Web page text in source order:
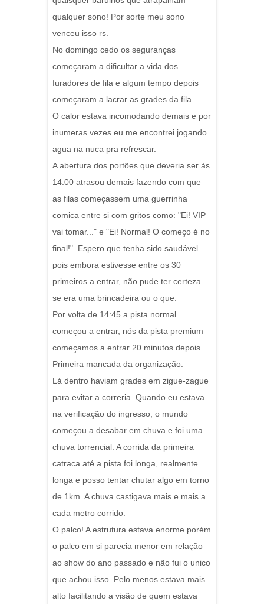
qualquer sono! Por sorte meu sono
venceu isso rs.
No domingo cedo os seguranças
começaram a dificultar a vida dos
furadores de fila e algum tempo depois
começaram a lacrar as grades da fila.
O calor estava incomodando demais e por
inumeras vezes eu me encontrei jogando
agua na nuca pra refrescar.
A abertura dos portões que deveria ser às
14:00 atrasou demais fazendo com que
as filas começassem uma guerrinha
comica entre si com gritos como: "Ei! VIP
vai tomar..." e "Ei! Normal! O começo é no
final!". Espero que tenha sido saudável
pois embora estivesse entre os 30
primeiros a entrar, não pude ter certeza
se era uma brincadeira ou o que.
Por volta de 14:45 a pista normal
começou a entrar, nós da pista premium
começamos a entrar 20 minutos depois...
Primeira mancada da organização.
Lá dentro haviam grades em zigue-zague
para evitar a correria. Quando eu estava
na verificação do ingresso, o mundo
começou a desabar em chuva e foi uma
chuva torrencial. A corrida da primeira
catraca até a pista foi longa, realmente
longa e posso tentar chutar algo em torno
de 1km. A chuva castigava mais e mais a
cada metro corrido.
O palco! A estrutura estava enorme porém
o palco em si parecia menor em relação
ao show do ano passado e não fui o unico
que achou isso. Pelo menos estava mais
alto facilitando a visão de quem estava